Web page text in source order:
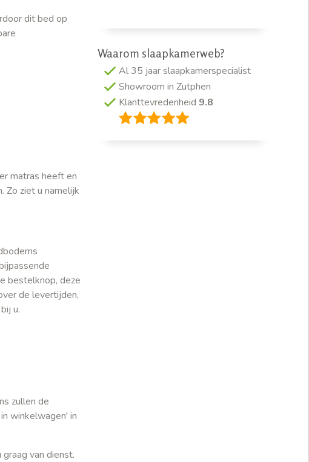
dit bed op
matras heeft en
Zo ziet u namelijk
bestelknop, deze
de levertijden,
u.
zullen de
winkelwagen' in
van dienst.
Waarom slaapkamerweb?
Al 35 jaar slaapkamerspecialist
Showroom in Zutphen
Klanttevredenheid 9.8